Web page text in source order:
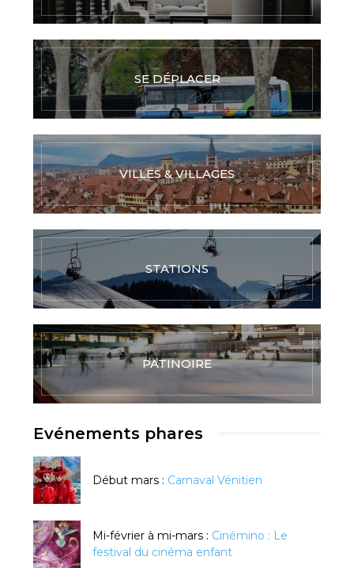
SE DÉPLACER
VILLES & VILLAGES
STATIONS
PATINOIRE
Evénements phares
Début mars : Carnaval Vénitien
Mi-février à mi-mars : Cinémino : Le
festival du cinéma enfant